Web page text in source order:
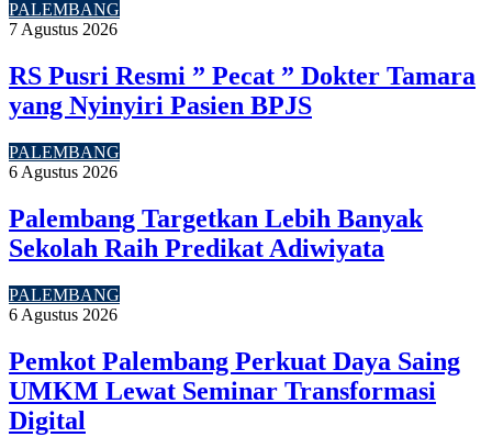
PALEMBANG
7 Agustus 2026
RS Pusri Resmi ” Pecat ” Dokter Tamara
yang Nyinyiri Pasien BPJS
PALEMBANG
6 Agustus 2026
Palembang Targetkan Lebih Banyak
Sekolah Raih Predikat Adiwiyata
PALEMBANG
6 Agustus 2026
Pemkot Palembang Perkuat Daya Saing
UMKM Lewat Seminar Transformasi
Digital